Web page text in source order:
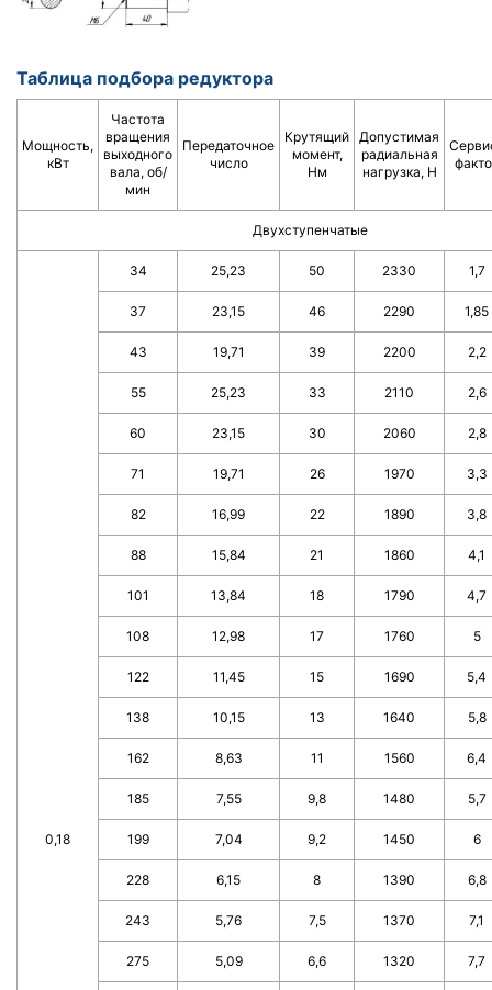
Таблица подбора редуктора
Мощность,
кВт
Частота
вращения
выходного
вала, об/
мин
Передаточное
число
Крутящий
момент,
Нм
Допустимая
радиальная
нагрузка, Н
Двухступенчатые
0,18
34 25,23 50 2330 1,7
37 23,15 46 2290 1,85
43 19,71 39 2200 2,2
55 25,23 33 2110 2,6
60 23,15 30 2060 2,8
71 19,71 26 1970 3,3
82 16,99 22 1890 3,8
88 15,84 21 1860 4,1
101 13,84 18 1790 4,7
108 12,98 17 1760 5
122 11,45 15 1690 5,4
138 10,15 13 1640 5,8
162 8,63 11 1560 6,4
185 7,55 9,8 1480 5,7
199 7,04 9,2 1450 6
228 6,15 8 1390 6,8
243 5,76 7,5 1370 7,1
275 5,09 6,6 1320 7,7